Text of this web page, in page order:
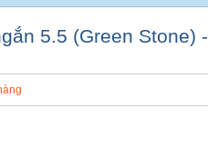
5.5 (Green Stone) -